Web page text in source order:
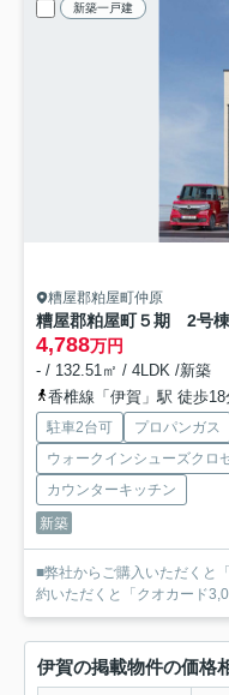
新築一戸建
糟屋郡粕屋町仲原
糟屋郡粕屋町５期 2号棟
4,788万円
- / 132.51㎡ / 4LDK /新築
香椎線「伊賀」駅 徒歩18
駐車2台可 プロパンガス
ウォークインシューズクロ
カウンターキッチン
新築
■弊社からご購入いただくと
約いただくと「クオカード
伊賀の掲載物件の価格